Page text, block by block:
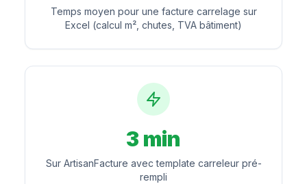
Temps moyen pour une facture carrelage sur
Excel (calcul m², chutes, TVA bâtiment)
3 min
Sur ArtisanFacture avec template carreleur pré-
rempli